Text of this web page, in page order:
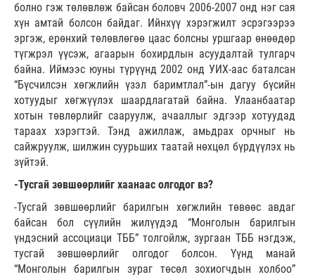
болно гэж төлөвлөж байсан боловч 2006-2007 онд нэг сая
хүн амтай болсон байдаг. Ийнхүү хэрэгжилт эсрэгээрээ
эргэж, ерөнхий төлөвлөгөө цаас болсны уршгаар өнөөдөр
түгжрэл үүсэж, агаарын бохирдлын асуудалтай тулгарч
байна. Иймээс юуны түрүүнд 2002 онд УИХ-аас баталсан
“Бүсчилсэн хөгжлийн үзэл баримтлал”-ын дагуу бүсийн
хотуудыг хөгжүүлэх шаардлагатай байна. Улаанбаатар
хотын төвлөрлийг сааруулж, ачааллыг эдгээр хотуудад
тараах хэрэгтэй. Тэнд ажиллаж, амьдрах орчныг нь
сайжруулж, шилжин суурьших таатай нөхцөл бүрдүүлэх нь
зүйтэй.
-Тусгай зөвшөөрлийг хаанаас олгодог вэ?
-Тусгай зөвшөөрлийг барилгын хөгжлийн төвөөс авдаг
байсан бол сүүлийн жилүүдэд “Монголын барилгын
үндэсний ассоциаци ТББ” толгойлж, зургаан ТББ нэгдэж,
тусгай зөвшөөрлийг олгодог болсон. Үүнд манай
“Монголын барилгын зураг төсөл зохиогчдын холбоо”